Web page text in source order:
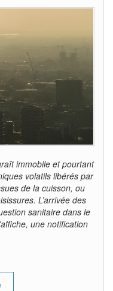
immobile et pourtant
volatils libérés par
de la cuisson, ou
L’arrivée des
sanitaire dans le
une notification